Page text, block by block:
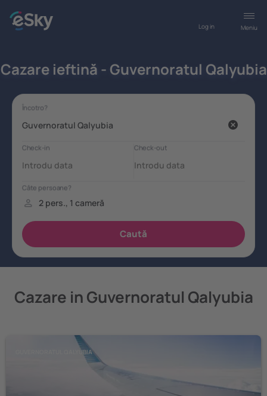
Meniu
Log in
Cazare ieftină - Guvernoratul Qalyubia
Cazare in Guvernoratul Qalyubia
GUVERNORATUL QALYUBIA